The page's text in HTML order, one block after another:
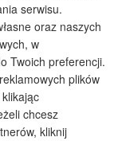
gotowe
w 1990r.
serwisu.
oraz naszych
w
Twoich preferencji.
plików
chcesz
kliknij